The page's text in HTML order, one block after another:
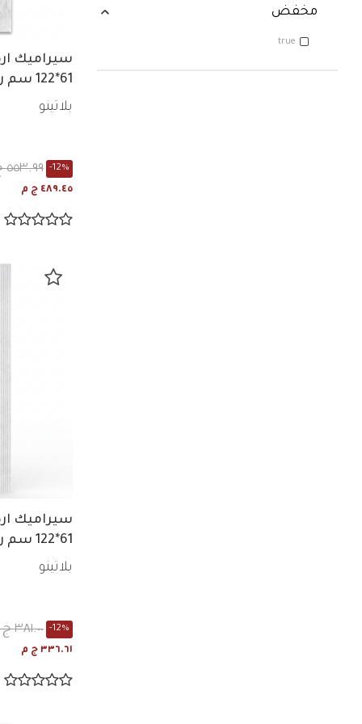
مخفض
true
سيراميك
61*122 سم رمادي لامع
بلاتينو
٥٥٣.٩٩ ج م -12%
٤٨٩.٤٥ ج م
سيراميك
61*122 سم رمادي فرز ثانى مط
بلاتينو
٣٨١.٠٠ ج م -12%
٣٣٦.٦١ ج م